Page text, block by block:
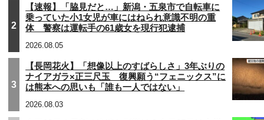
2
【速報】「脇見だと…」新潟・五泉市で自転車に
乗っていた小1女児が車にはねられ意識不明の重
体 警察は運転手の61歳女を現行犯逮捕
2026.08.05
3
【長岡花火】「想像以上のすばらしさ」3年ぶりの
ナイアガラ×正三尺玉 復興願う“フェニックス”に
は熊本への思いも「誰も一人ではない」
2026.08.03